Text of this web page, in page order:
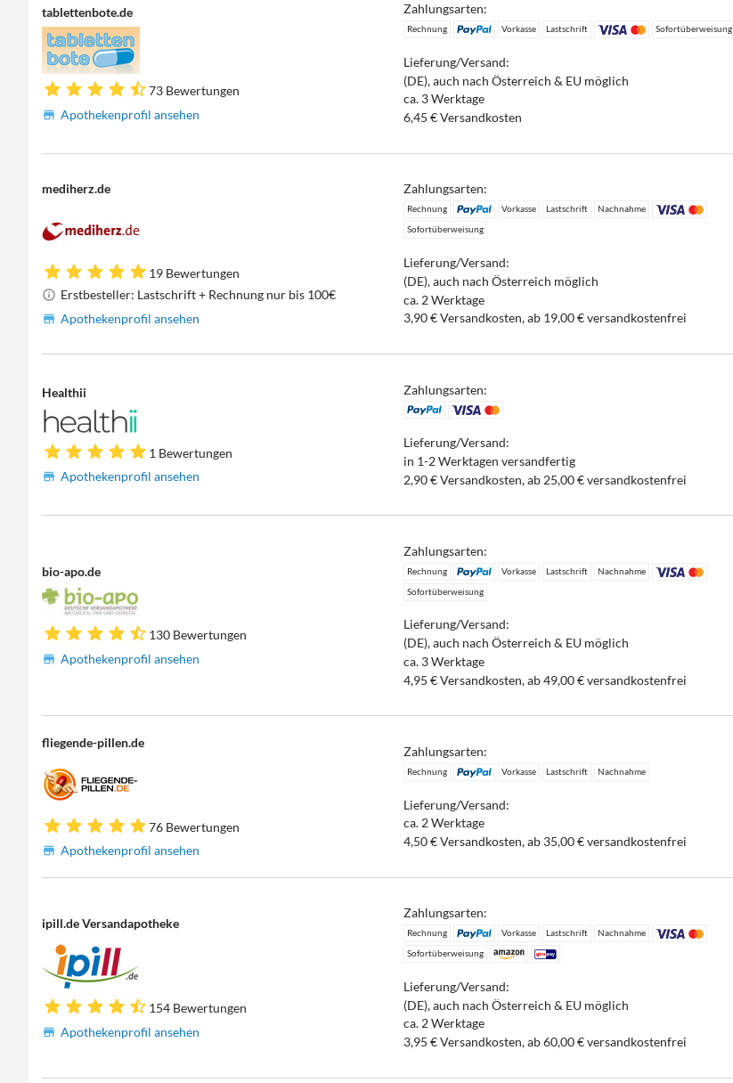
tablettenbote.de
73 Bewertungen
Apothekenprofil ansehen
Zahlungsarten:
Rechnung Vorkasse Lastschrift Sofortüberweisung
Lieferung/Versand:
(DE), auch nach Österreich & EU möglich
ca. 3 Werktage
6,45 € Versandkosten
mediherz.de
19 Bewertungen
Erstbesteller: Lastschrift + Rechnung nur bis 100€
Apothekenprofil ansehen
Zahlungsarten:
Rechnung Vorkasse Lastschrift
Nachnahme
Sofortüberweisung
Lieferung/Versand:
(DE), auch nach Österreich möglich
ca. 2 Werktage
3,90 € Versandkosten, ab 19,00 € versandkostenfrei
Healthii
1 Bewertungen
Apothekenprofil ansehen
Zahlungsarten:
Lieferung/Versand:
in 1-2 Werktagen versandfertig
2,90 € Versandkosten, ab 25,00 € versandkostenfrei
bio-apo.de
130 Bewertungen
Apothekenprofil ansehen
Zahlungsarten:
Rechnung Vorkasse Lastschrift
Nachnahme
Sofortüberweisung
Lieferung/Versand:
(DE), auch nach Österreich & EU möglich
ca. 3 Werktage
4,95 € Versandkosten, ab 49,00 € versandkostenfrei
fliegende-pillen.de
76 Bewertungen
Apothekenprofil ansehen
Zahlungsarten:
Rechnung Vorkasse Lastschrift Nachnahme
Lieferung/Versand:
ca. 2 Werktage
4,50 € Versandkosten, ab 35,00 € versandkostenfrei
ipill.de Versandapotheke
154 Bewertungen
Apothekenprofil ansehen
Zahlungsarten:
Rechnung Vorkasse Lastschrift
Nachnahme
Sofortüberweisung
Lieferung/Versand:
(DE), auch nach Österreich & EU möglich
ca. 2 Werktage
3,95 € Versandkosten, ab 60,00 € versandkostenfrei